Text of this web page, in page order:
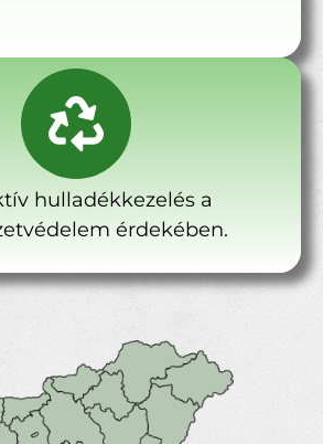
hulladékkezelés a
érdekében.